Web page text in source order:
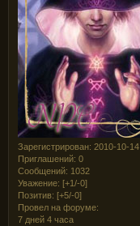
Зарегистрирован: 2010-10-14
Приглашений: 0
Сообщений: 1032
Уважение: [+1/-0]
Позитив: [+5/-0]
Провел на форуме:
7 дней 4 часа